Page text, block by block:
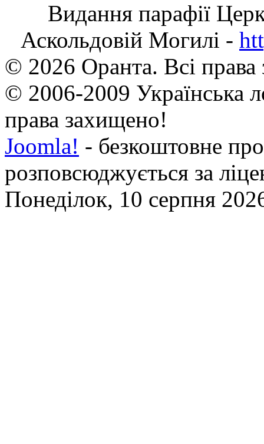
Видання парафії
Аскольдовій Могилі -
© 2026 Оранта. Всі
© 2006-2009 Українська
права захищено!
Joomla! - безкоштовне
розповсюджується за
Понеділок, 10 серпня